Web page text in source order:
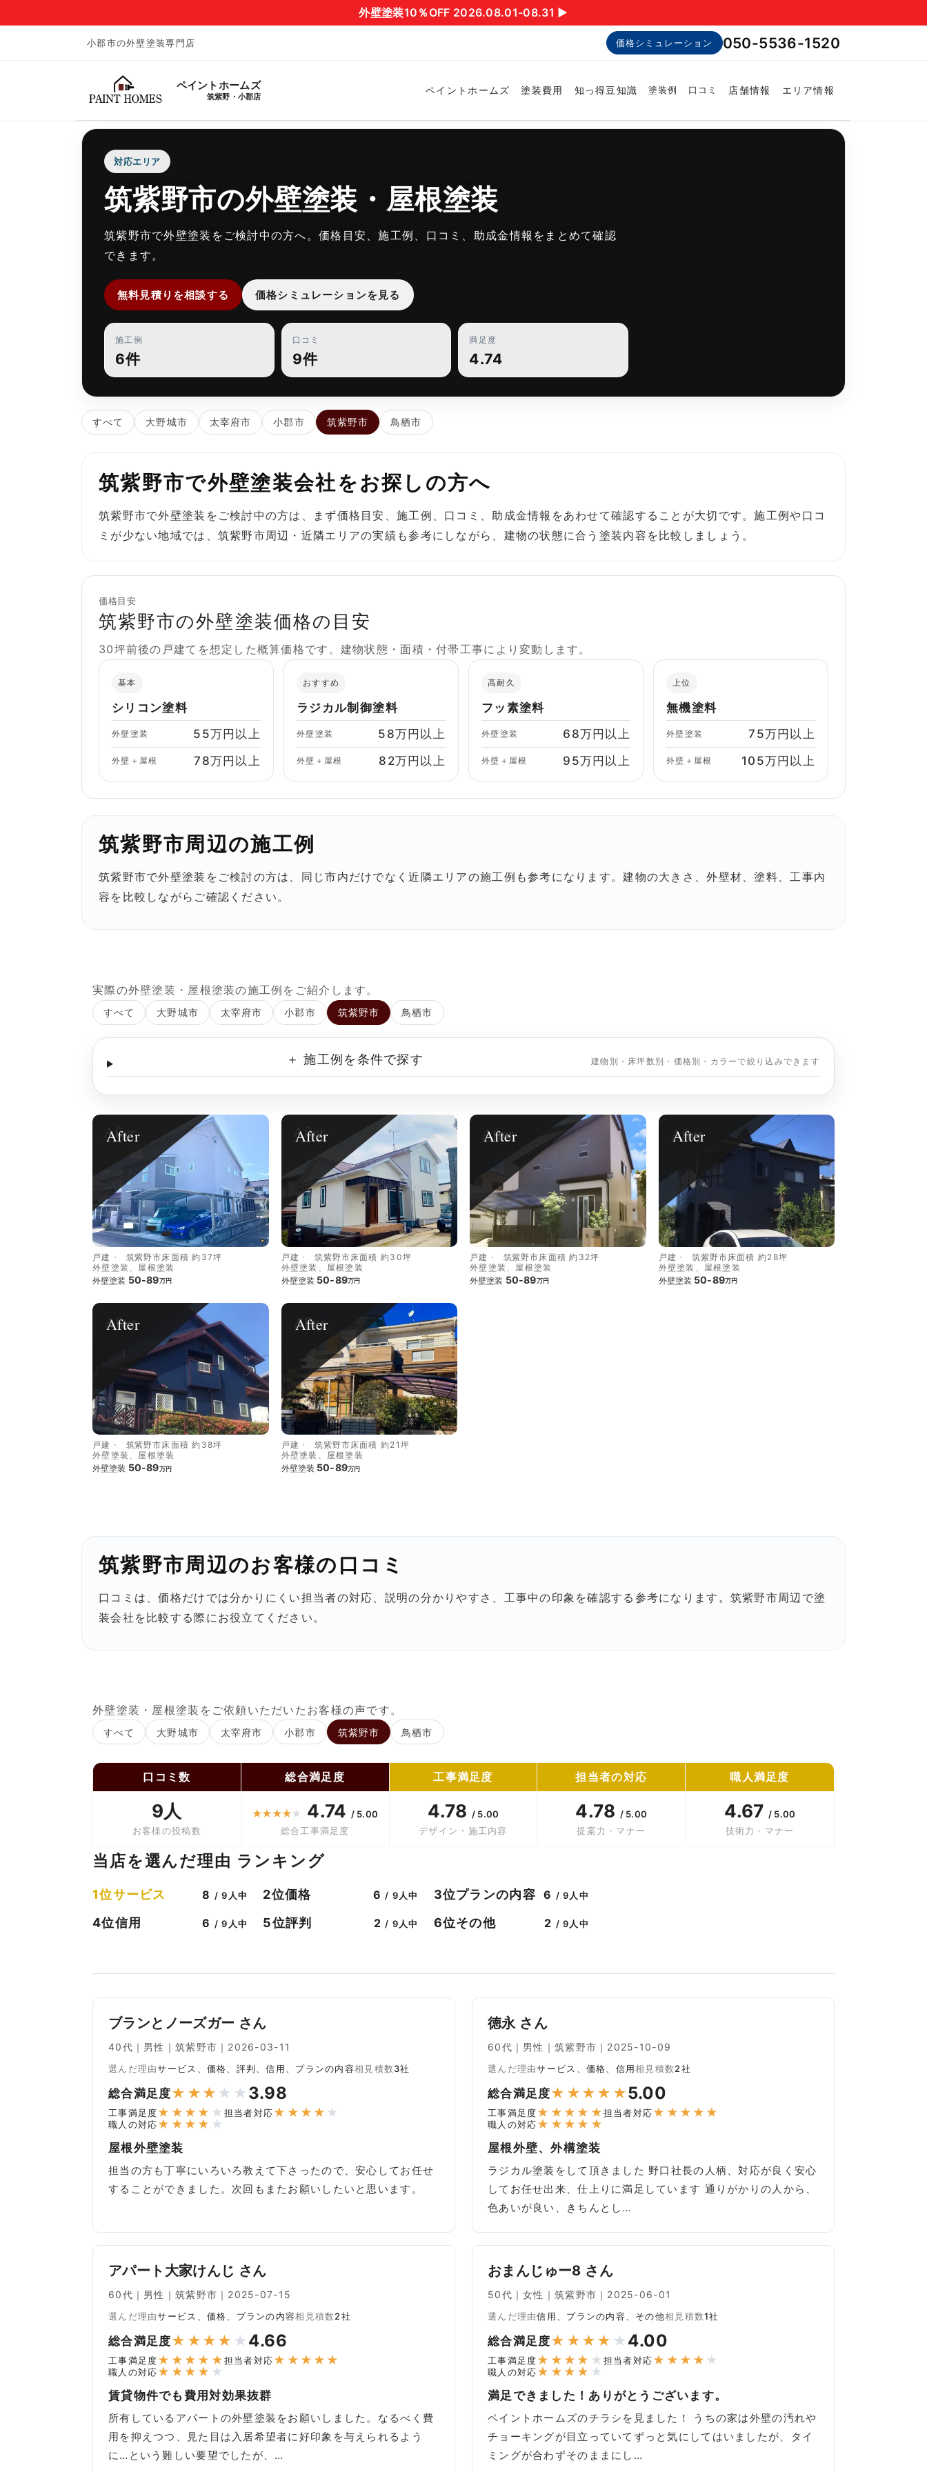
外壁塗装10％OFF 2026.08.01-08.31 ▶︎
小郡市の外壁塗装専門店 価格シミュレーション 050-5536-1520
ペイントホームズ
筑紫野・小郡店
ペイントホームズ 塗装費用 知っ得豆知識 塗装例 口コミ 店舗情報 エリア情報
対応エリア
筑紫野市の外壁塗装・屋根塗装
筑紫野市で外壁塗装をご検討中の方へ。価格目安、施工例、口コミ、助成金情報をまとめて確認
できます。
無料見積りを相談する 価格シミュレーションを見る
施工例
6件
口コミ
9件
満足度
4.74
すべて 大野城市 太宰府市 小郡市 筑紫野市 鳥栖市
筑紫野市で外壁塗装会社をお探しの方へ
筑紫野市で外壁塗装をご検討中の方は、まず価格目安、施工例、口コミ、助成金情報をあわせて確認することが大切です。施工例や口コ
ミが少ない地域では、筑紫野市周辺・近隣エリアの実績も参考にしながら、建物の状態に合う塗装内容を比較しましょう。
価格目安
筑紫野市の外壁塗装価格の目安
30坪前後の戸建てを想定した概算価格です。建物状態・面積・付帯工事により変動します。
基本
シリコン塗料
外壁塗装 55万円以上
外壁＋屋根 78万円以上
おすすめ
ラジカル制御塗料
外壁塗装 58万円以上
外壁＋屋根 82万円以上
高耐久
フッ素塗料
外壁塗装 68万円以上
外壁＋屋根 95万円以上
上位
無機塗料
外壁塗装 75万円以上
外壁＋屋根 105万円以上
筑紫野市周辺の施工例
筑紫野市で外壁塗装をご検討の方は、同じ市内だけでなく近隣エリアの施工例も参考になります。建物の大きさ、外壁材、塗料、工事内
容を比較しながらご確認ください。
実際の外壁塗装・屋根塗装の施工例をご紹介します。
すべて 大野城市 太宰府市 小郡市 筑紫野市 鳥栖市
＋ 施工例を条件で探す 建物別・床坪数別・価格別・カラーで絞り込みできます
After
戸建 筑紫野市床面積 約37坪
外壁塗装、屋根塗装
外壁塗装 50-89万円
After
戸建 筑紫野市床面積 約30坪
外壁塗装、屋根塗装
外壁塗装 50-89万円
After
戸建 筑紫野市床面積 約32坪
外壁塗装、屋根塗装
外壁塗装 50-89万円
After
戸建 筑紫野市床面積 約28坪
外壁塗装、屋根塗装
外壁塗装 50-89万円
After
戸建 筑紫野市床面積 約38坪
外壁塗装、屋根塗装
外壁塗装 50-89万円
After
戸建 筑紫野市床面積 約21坪
外壁塗装、屋根塗装
外壁塗装 50-89万円
筑紫野市周辺のお客様の口コミ
口コミは、価格だけでは分かりにくい担当者の対応、説明の分かりやすさ、工事中の印象を確認する参考になります。筑紫野市周辺で塗
装会社を比較する際にお役立てください。
外壁塗装・屋根塗装をご依頼いただいたお客様の声です。
すべて 大野城市 太宰府市 小郡市 筑紫野市 鳥栖市
口コミ数
9人
お客様の投稿数
総合満足度
★★★★★ 4.74 / 5.00
総合工事満足度
工事満足度
4.78 / 5.00
デザイン・施工内容
担当者の対応
4.78 / 5.00
提案力・マナー
職人満足度
4.67 / 5.00
技術力・マナー
当店を選んだ理由 ランキング
1位サービス 8 / 9人中 2位価格 6 / 9人中 3位プランの内容 6 / 9人中
4位信用 6 / 9人中 5位評判 2 / 9人中 6位その他 2 / 9人中
ブランとノーズガー さん
40代｜男性｜筑紫野市｜2026-03-11
選んだ理由サービス、価格、評判、信用、プランの内容相見積数3社
総合満足度★ ★ ★ ★ ★ 3.98
工事満足度★ ★ ★ ★ ★ 担当者対応★ ★ ★ ★ ★
職人の対応★ ★ ★ ★ ★
屋根外壁塗装
担当の方も丁寧にいろいろ教えて下さったので、安心してお任せ
することができました。次回もまたお願いしたいと思います。
徳永 さん
60代｜男性｜筑紫野市｜2025-10-09
選んだ理由サービス、価格、信用相見積数2社
総合満足度★ ★ ★ ★ ★5.00
工事満足度★ ★ ★ ★ ★担当者対応★ ★ ★ ★ ★
職人の対応★ ★ ★ ★ ★
屋根外壁、外構塗装
ラジカル塗装をして頂きました 野口社長の人柄、対応が良く安心
してお任せ出来、仕上りに満足しています 通りがかりの人から、
色あいが良い、きちんとし…
アパート大家けんじ さん
60代｜男性｜筑紫野市｜2025-07-15
選んだ理由サービス、価格、プランの内容相見積数2社
総合満足度★ ★ ★ ★ ★ 4.66
工事満足度★ ★ ★ ★ ★担当者対応★ ★ ★ ★ ★
職人の対応★ ★ ★ ★ ★
賃貸物件でも費用対効果抜群
所有しているアパートの外壁塗装をお願いしました。なるべく費
用を抑えつつ、見た目は入居希望者に好印象を与えられるよう
に…という難しい要望でしたが、…
おまんじゅー8 さん
50代｜女性｜筑紫野市｜2025-06-01
選んだ理由信用、プランの内容、その他相見積数1社
総合満足度★ ★ ★ ★ ★ 4.00
工事満足度★ ★ ★ ★ ★ 担当者対応★ ★ ★ ★ ★
職人の対応★ ★ ★ ★ ★
満足できました！ありがとうございます。
ペイントホームズのチラシを見ました！ うちの家は外壁の汚れや
チョーキングが目立っていてずっと気にしてはいましたが、タイ
ミングが合わずそのままにし…